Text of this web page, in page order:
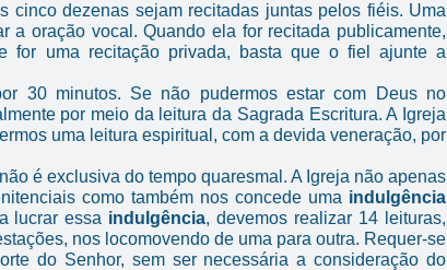
cinco dezenas sejam recitadas juntas pelos fiéis. Uma
a oração vocal. Quando ela for recitada publicamente,
for uma recitação privada, basta que o fiel ajunte a
30 minutos. Se não pudermos estar com Deus no
por meio da leitura da Sagrada Escritura. A Igreja
uma leitura espiritual, com a devida veneração, por
é exclusiva do tempo quaresmal. A Igreja não apenas
como também nos concede uma indulgência
lucrar essa indulgência, devemos realizar 14 leituras,
nos locomovendo de uma para outra. Requer-se
do Senhor, sem ser necessária a consideração do